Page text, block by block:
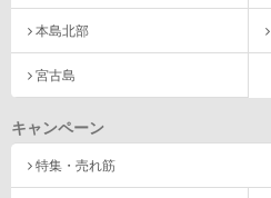
本島北部
宮古島
キャンペーン
特集・売れ筋